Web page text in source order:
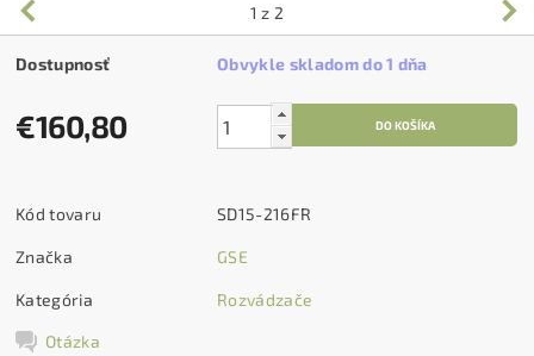
1 z 2
Dostupnosť Obvykle skladom do 1 dňa
€160,80
Kód tovaru SD15-216FR
Značka GSE
Kategória Rozvádzače
Otázka